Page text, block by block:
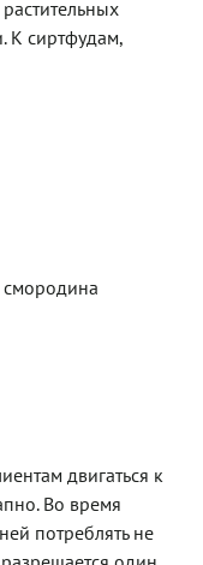
К сиртфудам,
смородина
двигаться к
Во время
потреблять не